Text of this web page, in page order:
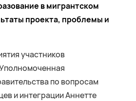
в мигрантском
проекта, проблемы и
участников
по вопросам
и интеграции Аннетте